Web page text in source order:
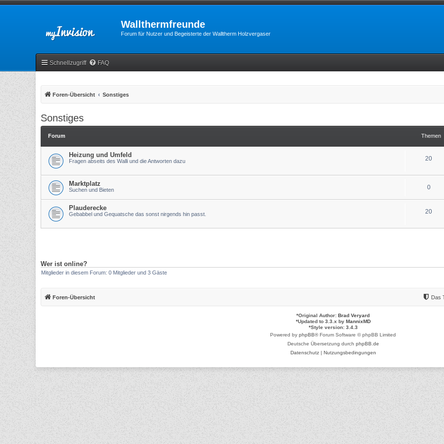
Wallthermfreunde
Forum für Nutzer und Begeisterte der Walltherm Holzvergaser
Schnellzugriff FAQ
Foren-Übersicht Sonstiges
Sonstiges
Forum Themen
Heizung und Umfeld
Fragen abseits des Walli und die Antworten dazu 20
Marktplatz
Suchen und Bieten 0
Plauderecke
Gebabbel und Gequatsche das sonst nirgends hin passt. 20
Wer ist online?
Mitglieder in diesem Forum: 0 Mitglieder und 3 Gäste
Foren-Übersicht Das
*Original Author: Brad Veryard
*Updated to 3.3.x by MannixMD
*Style version: 3.4.3
Powered by phpBB® Forum Software © phpBB Limited
Deutsche Übersetzung durch phpBB.de
Datenschutz| Nutzungsbedingungen